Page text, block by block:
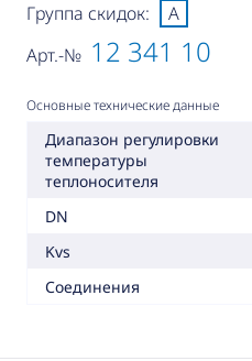
Арт.-№ 12 341 10
Группа скидок: A
Основные технические данные
Диапазон регулировки
температуры
теплоносителя
DN
Kvs
Соединения